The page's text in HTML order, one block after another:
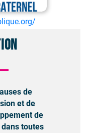
de
et de
de
toutes